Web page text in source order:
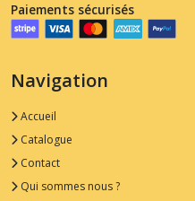
Paiements sécurisés
Navigation
Accueil
Catalogue
Contact
Qui sommes nous ?